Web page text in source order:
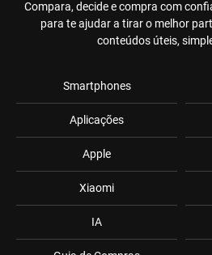
Compara, decide e compra com
para te ajudar a tirar o melhor
conteúdos úteis,
Smartphones
Aplicações
Apple
Xiaomi
IA